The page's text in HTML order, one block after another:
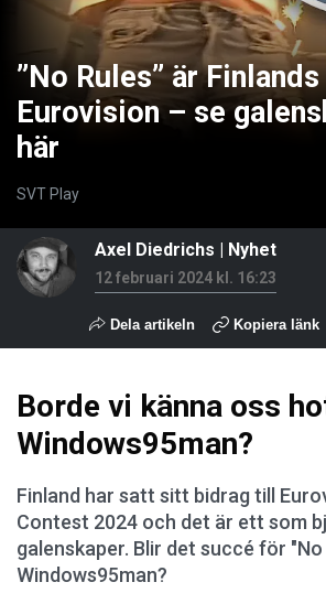
”No Rules” är
Eurovision – se
här
SVT Play
Axel Diedrichs | Nyhet
12 februari 2024 kl. 16:23
Dela artikeln Kopiera länk
Borde vi känna oss
Windows95man?
Finland har satt sitt bidrag till
Contest 2024 och det är ett som
galenskaper. Blir det succé för "No
Windows95man?